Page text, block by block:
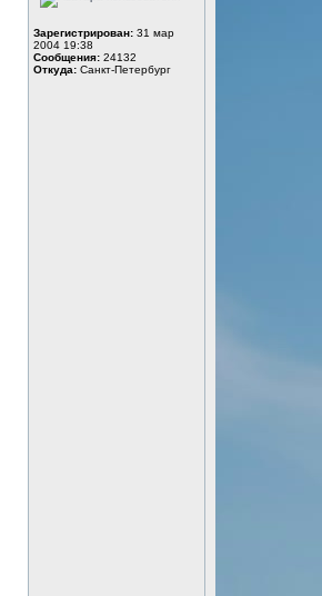
Зарегистрирован: 31 мар
2004 19:38
Сообщения: 24132
Откуда: Санкт-Петербург